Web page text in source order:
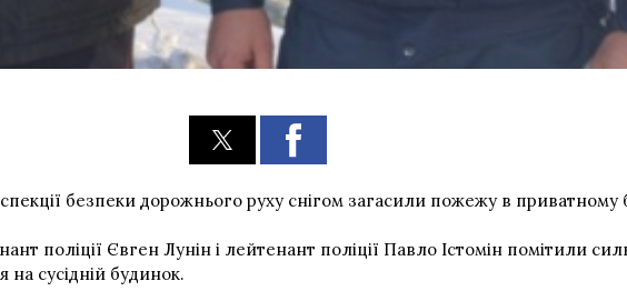
безпеки дорожнього руху снігом загасили пожежу в приватному
поліції Євген Лунін і лейтенант поліції Павло Істомін помітили
сусідній будинок.